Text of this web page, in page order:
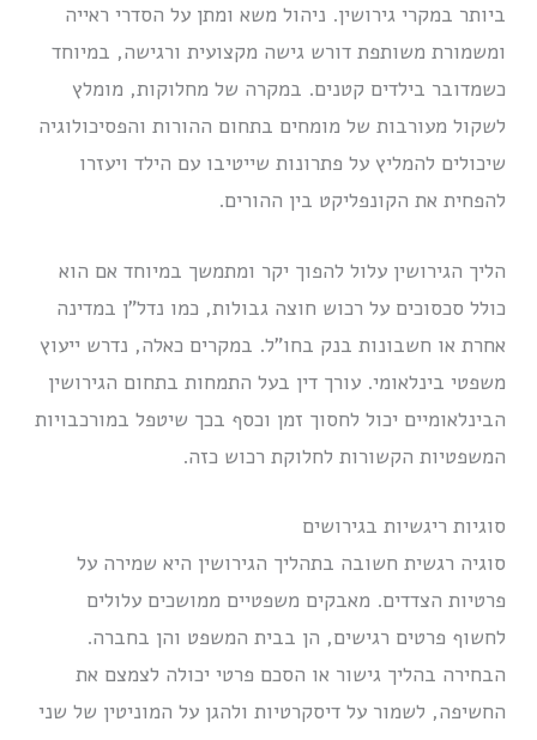
ביותר במקרי גירושין. ניהול משא ומתן על הסדרי ראייה
ומשמורת משותפת דורש גישה מקצועית ורגישה, במיוחד
כשמדובר בילדים קטנים. במקרה של מחלוקות, מומלץ
לשקול מעורבות של מומחים בתחום ההורות והפסיכולוגיה
שיכולים להמליץ על פתרונות שייטיבו עם הילד ויעזרו
להפחית את הקונפליקט בין ההורים.
הליך הגירושין עלול להפוך יקר ומתמשך במיוחד אם הוא
כולל סכסוכים על רכוש חוצה גבולות, כמו נדל”ן במדינה
אחרת או חשבונות בנק בחו”ל. במקרים כאלה, נדרש ייעוץ
משפטי בינלאומי. עורך דין בעל התמחות בתחום הגירושין
הבינלאומיים יכול לחסוך זמן וכסף בכך שיטפל במורכבויות
המשפטיות הקשורות לחלוקת רכוש כזה.
סוגיות ריגשיות בגירושים
סוגיה רגשית חשובה בתהליך הגירושין היא שמירה על
פרטיות הצדדים. מאבקים משפטיים ממושכים עלולים
לחשוף פרטים רגישים, הן בבית המשפט והן בחברה.
הבחירה בהליך גישור או הסכם פרטי יכולה לצמצם את
החשיפה, לשמור על דיסקרטיות ולהגן על המוניטין של שני